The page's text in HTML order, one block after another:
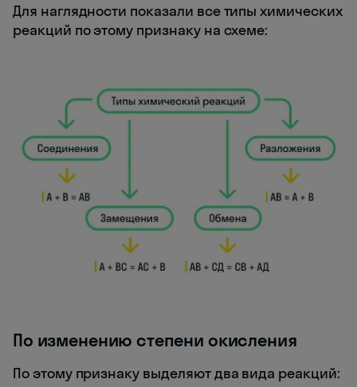
Для наглядности показали все типы химических
реакций по этому признаку на схеме:
По изменению степени окисления
По этому признаку выделяют два вида реакций: